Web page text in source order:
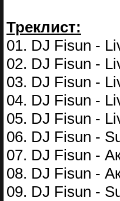
Треклист:
01. DJ Fisun -
02. DJ Fisun -
03. DJ Fisun -
04. DJ Fisun -
05. DJ Fisun -
06. DJ Fisun -
07. DJ Fisun -
08. DJ Fisun -
09. DJ Fisun -